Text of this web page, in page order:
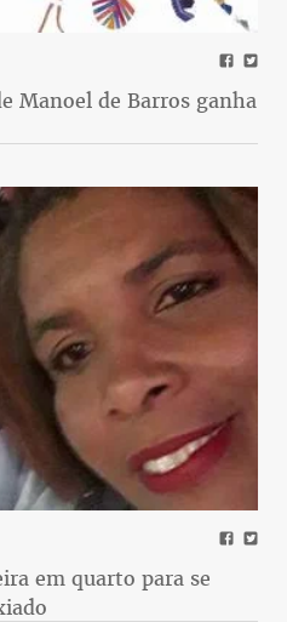
Manoel de Barros ganha
em quarto para se